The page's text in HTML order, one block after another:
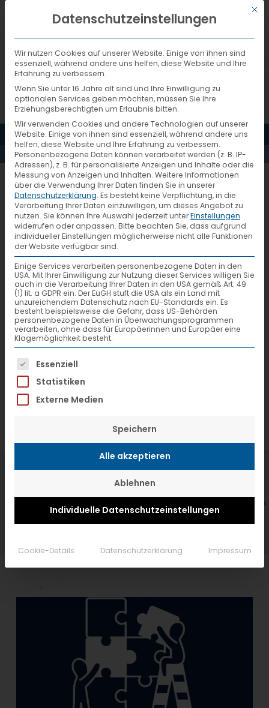
DEUTSCH
MENÜ
AKTUELLES
2023-Best-Azubi-5
7. Juli 2026
VTL hat neuen Aufsichtsrat gewählt
Mit
Datenschutzeinstellungen
Wir nutzen Cookies auf unserer Website. Einige von ihnen sind
essenziell, während andere uns helfen, diese Website und Ihre
Erfahrung zu verbessern.
Wenn Sie unter 16 Jahre alt sind und Ihre Einwilligung zu
optionalen Services geben möchten, müssen Sie Ihre
Erziehungsberechtigten um Erlaubnis bitten.
Wir verwenden Cookies und andere Technologien auf unserer
Website. Einige von ihnen sind essenziell, während andere uns
helfen, diese Website und Ihre Erfahrung zu verbessern.
Personenbezogene Daten können verarbeitet werden (z. B. IP-
Adressen), z. B. für personalisierte Anzeigen und Inhalte oder die
Messung von Anzeigen und Inhalten. Weitere Informationen
über die Verwendung Ihrer Daten finden Sie in unserer
Datenschutzerklärung. Es besteht keine Verpflichtung, in die
Verarbeitung Ihrer Daten einzuwilligen, um dieses Angebot zu
nutzen. Sie können Ihre Auswahl jederzeit unterEinstellungen
widerrufen oder anpassen. Bitte beachten Sie, dass aufgrund
individueller Einstellungen möglicherweise nicht alle Funktionen
der Website verfügbar sind.
Einige Services verarbeiten personenbezogene Daten in den
USA. Mit Ihrer Einwilligung zur Nutzung dieser Services willigen Sie
auch in die Verarbeitung Ihrer Daten in den USA gemäß Art. 49
(1) lit. a GDPR ein. Der EuGH stuft die USA als ein Land mit
unzureichendem Datenschutz nach EU-Standards ein. Es
besteht beispielsweise die Gefahr, dass US-Behörden
personenbezogene Daten in Überwachungsprogrammen
verarbeiten, ohne dass für Europäerinnen und Europäer eine
Klagemöglichkeit besteht.
Es folgt eine Liste der Service-Gruppen,
Essenziell
Statistiken
Externe Medien
Speichern
Alle akzeptieren
Ablehnen
Individuelle Datenschutzeinstellungen
Cookie-Details Datenschutzerklärung Impressum